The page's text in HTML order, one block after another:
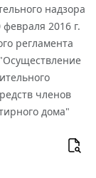
надзора
2016 г.
регламента
членов
дома"